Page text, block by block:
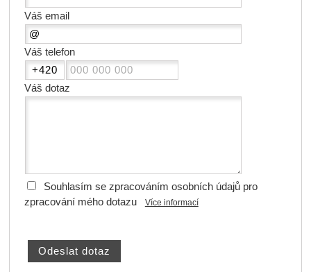
Váš email
Váš telefon
Váš dotaz
Souhlasím se zpracováním osobních údajů pro
zpracování mého dotazu
Více informací